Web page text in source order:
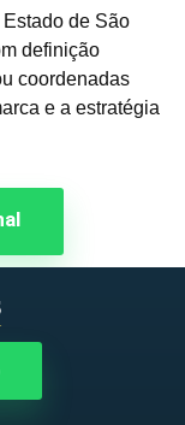
de São
definição
coordenadas
e a estratégia